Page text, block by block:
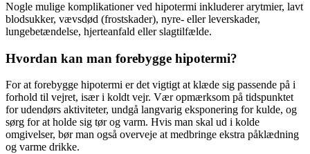
Nogle mulige komplikationer ved hipotermi inkluderer arytmier, lavt
blodsukker, vævsdød (frostskader), nyre- eller leverskader,
lungebetændelse, hjerteanfald eller slagtilfælde.
Hvordan kan man forebygge hipotermi?
For at forebygge hipotermi er det vigtigt at klæde sig passende på i
forhold til vejret, især i koldt vejr. Vær opmærksom på tidspunktet
for udendørs aktiviteter, undgå langvarig eksponering for kulde, og
sørg for at holde sig tør og varm. Hvis man skal ud i kolde
omgivelser, bør man også overveje at medbringe ekstra påklædning
og varme drikke.